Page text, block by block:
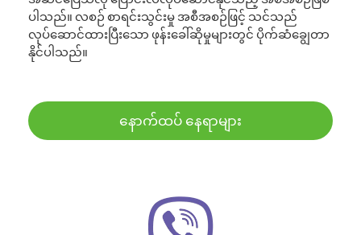
ပါသည်။ လစဉ် စာရင်းသွင်းမှု အစီအစဉ်ဖြင့် သင်သည်
လုပ်ဆောင်ထားပြီးသော ဖုန်းခေါ်ဆိုမှုများတွင် ပိုက်ဆံချွေတာ
နိုင်ပါသည်။
နောက်ထပ် နေရာများ